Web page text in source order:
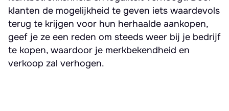
klanten de mogelijkheid te geven iets waardevols
terug te krijgen voor hun herhaalde aankopen,
geef je ze een reden om steeds weer bij je bedrijf
te kopen, waardoor je merkbekendheid en
verkoop zal verhogen.